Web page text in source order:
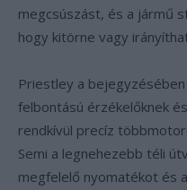
megcsúszást, és a jármű
hogy kitörne vagy
Priestley a
felbontású érzékelőknek
rendkívül precíz
Semi a legnehezebb téli
megfelelő nyomatékot és